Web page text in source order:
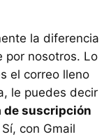
la diferencia
por nosotros. Lo
el correo lleno
le puedes decir
de suscripción
con Gmail